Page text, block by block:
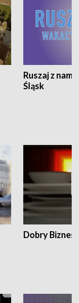
Ruszaj z
Śląsk
Dobry Biznes